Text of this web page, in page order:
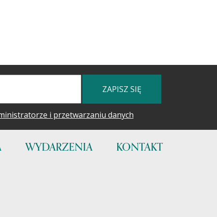
ZAPISZ SIĘ
i przetwarzaniu danych
WYDARZENIA KONTAKT